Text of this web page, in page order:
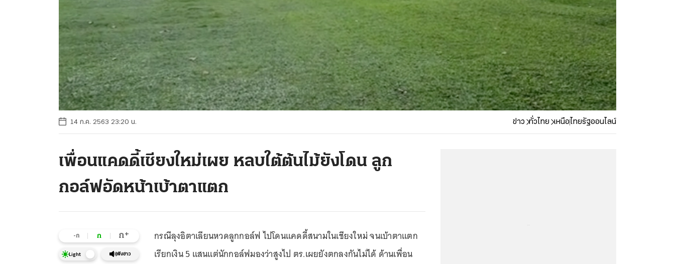
14 ก.ค. 2563 23:20 น. ข่าว ทั่วไทย เหนือไทยรัฐออนไลน์
เพื่อนแคดดี้เชียงใหม่เผย หลบใต้ต้นไม้ยังโดน ลูก
กอล์ฟอัดหน้าเบ้าตาแตก
-ก ก ก+
Light ฟังข่าว
กรณีลุงอิตาเลียนหวดลูกกอล์ฟ ไปโดนแคดดี้สนามในเชียงใหม่ จนเบ้าตาแตก
เรียกเงิน 5 แสนแต่นักกอล์ฟมองว่าสูงไป ตร.เผยยังตกลงกันไม่ได้ ด้านเพื่อน